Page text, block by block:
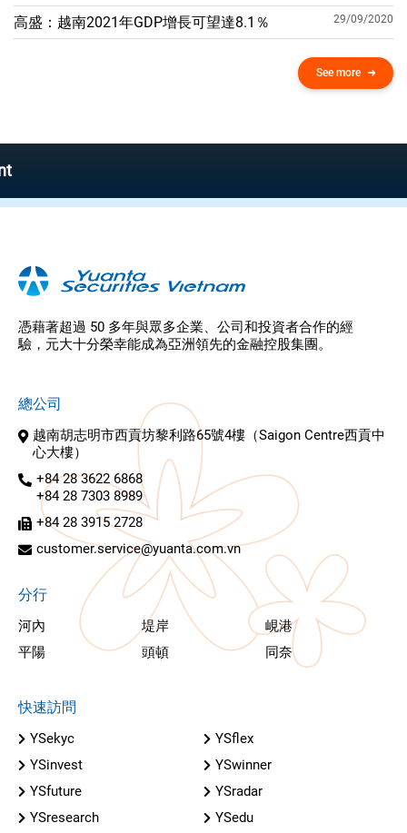
高盛：越南2021年GDP增​​長可望達8.1％ 29/09/2020
See more
憑藉著超過 50 多年與眾多企業、公司和投資者合作的經
驗，元大十分榮幸能成為亞洲領先的金融控股集團。
總公司
越南胡志明市西貢坊黎利路65號4樓（Saigon Centre西貢中
心大樓）
+84 28 3622 6868
+84 28 7303 8989
+84 28 3915 2728
customer.service@yuanta.com.vn
分行
河內 堤岸
峴港
平陽
頭頓 同奈
快速訪問
YSekyc
YSflex
YSinvest
YSwinner
YSfuture
YSradar
YSresearch
YSedu